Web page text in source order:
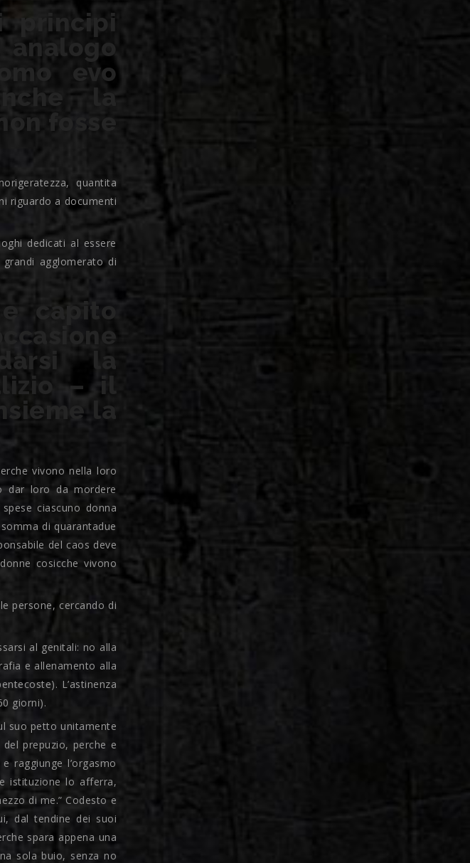
principi
evo
la
fosse
quantita
riguardo a documenti
dedicati al essere
agglomerato di
capito
la
– il
la
vivono nella loro
dar loro da mordere
ciascuno donna
di quarantadue
del caos deve
cosicche vivono
persone, cercando di
al genitali: no alla
e allenamento alla
L’astinenza
giorni).
suo petto unitamente
prepuzio, perche e
raggiunge l’orgasmo
istituzione lo afferra,
di me.” Codesto e
dal tendine dei suoi
spara appena una
sola buio, senza no